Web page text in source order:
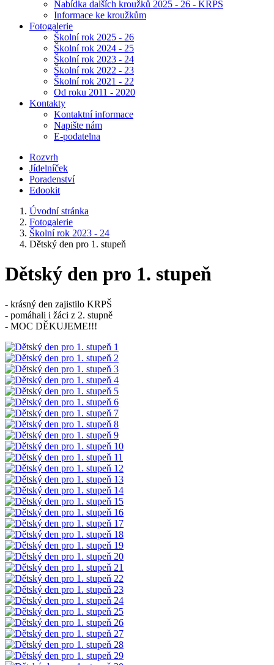
Nabídka dalších kroužků 2025 - 26 - KRPŠ
Informace ke kroužkům
Fotogalerie
Školní rok 2025 - 26
Školní rok 2024 - 25
Školní rok 2023 - 24
Školní rok 2022 - 23
Školní rok 2021 - 22
Od roku 2011 - 2020
Kontakty
Kontaktní informace
Napište nám
E-podatelna
Rozvrh
Jídelníček
Poradenství
Edookit
Úvodní stránka
Fotogalerie
Školní rok 2023 - 24
Dětský den pro 1. stupeň
Dětský den pro 1. stupeň
- krásný den zajistilo KRPŠ
- pomáhali i žáci z 2. stupně
- MOC DĚKUJEME!!!